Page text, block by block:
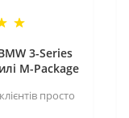
3-Series
M-Package
просто